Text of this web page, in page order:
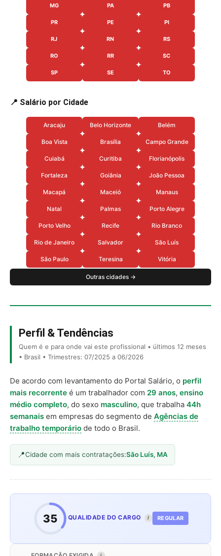
MG PA PB
PR PE PI
RJ RN RS
RO RR SC
SP SE TO
📍 Salário por Cidade
Aracaju Belo Horizonte Belém
Boa Vista Brasília Campo Grande
Cuiabá Curitiba Florianópolis
Fortaleza Goiânia João Pessoa
Macapá Maceió Manaus
Natal Palmas Porto Alegre
Porto Velho Recife Rio Branco
Rio de Janeiro Salvador São Luís
São Paulo Teresina Vitória
Outras cidades →
Perfil & Tendências
Quem é e para onde vai este profissional • últimos 12 meses
• Brasil • Trimestres: 07/2025 a 06/2026
De acordo com levantamento do Portal Salário, o perfil
mais recorrente é um trabalhador com 29 anos, ensino
médio completo, do sexo masculino, que trabalha 44h
semanais em empresas do segmento de Agências de
trabalho temporário de todo o Brasil.
Cidade com mais contratações:São Luís, MA
35 QUALIDADE DO CARGO I REGULAR